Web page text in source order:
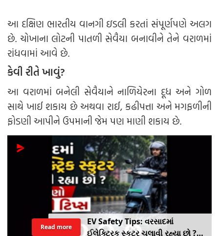
આ દક્ષિણ ભારતીય વાનગી ઇડલી કરતાં સંપૂર્ણપણે અલગ
છે. ચોખાના લોટની પાતળી સેવૈયા બનાવીને તેને વરાળમાં
રાંધવામાં આવે છે.
કેવી રીતે ખાવું?
આ વરાળમાં બનેલી સેવૈયાને નાળિયેરના દૂધ અને ગોળ
સાથે ખાઈ શકાય છે અથવા રાઈ, કઢીપત્તા અને મગફળીની
ફોડણી આપીને ઉપમાની જેમ પણ માણી શકાય છે.
EV Safety Tips: વરસાદમાં
ઈલેક્ટ્રિક સ્કુટર ચલાવી રહ્યા છો ?
Read more